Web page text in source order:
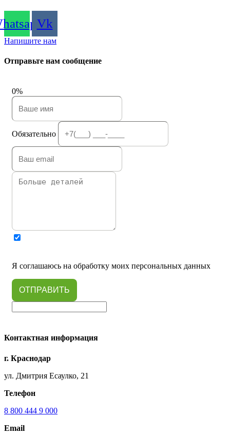
Vk
Напишите нам
Отправьте нам сообщение
0%
Обязательно
Я соглашаюсь на обработку моих персональных данных
ОТПРАВИТЬ
Контактная информация
г. Краснодар
ул. Дмитрия Есаулко, 21
Телефон
8 800 444 9 000
Email